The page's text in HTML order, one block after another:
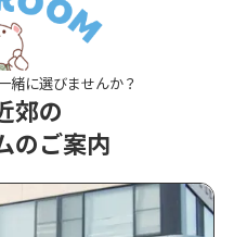
緒に選びませんか？
郊の
のご案内